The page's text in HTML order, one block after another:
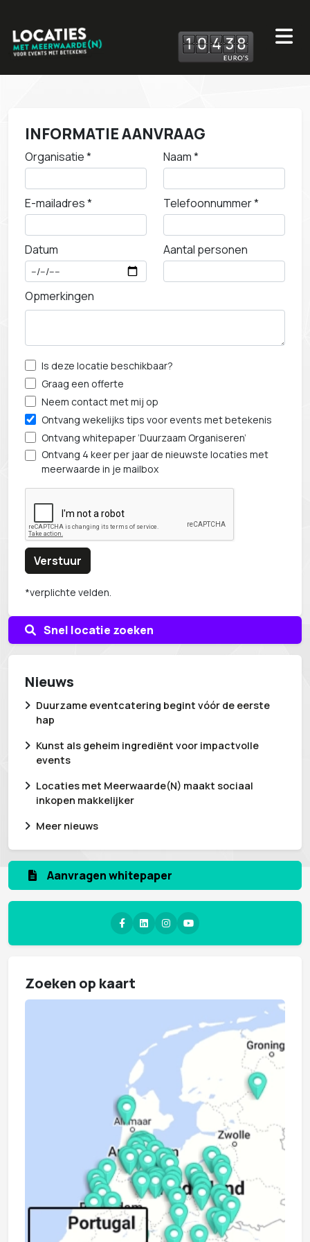
10 438
Snel locatie zoeken
Nieuws
Duurzame eventcatering begint vóór de eerste
hap
Kunst als geheim ingrediënt voor impactvolle
events
Locaties met Meerwaarde(N) maakt sociaal
inkopen makkelijker
Meer nieuws
Aanvragen whitepaper
Zoeken op kaart
INFORMATIE AANVRAAG
Organisatie * Naam *
E-mailadres * Telefoonnummer *
Datum Aantal personen
Opmerkingen
Is deze locatie beschikbaar?
Graag een offerte
Neem contact met mij op
Ontvang wekelijks tips voor events met betekenis
Ontvang whitepaper ‘Duurzaam Organiseren’
Ontvang 4 keer per jaar de nieuwste locaties met
meerwaarde in je mailbox
Verstuur
*verplichte velden.